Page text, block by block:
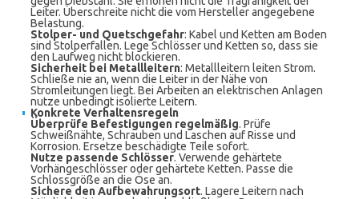
Leiter. Überschreite nicht die vom Hersteller angegebene
Belastung.
Stolper- und Quetschgefahr: Kabel und Ketten am Boden
sind Stolperfallen. Lege Schlösser und Ketten so, dass sie
den Laufweg nicht blockieren.
Sicherheit bei Metallleitern: Metallleitern leiten Strom.
Schließe nie an, wenn die Leiter in der Nähe von
Stromleitungen liegt. Bei Arbeiten an elektrischen Anlagen
nutze unbedingt isolierte Leitern.
Konkrete Verhaltensregeln
Überprüfe Befestigungen regelmäßig. Prüfe
Schweißnähte, Schrauben und Laschen auf Risse und
Korrosion. Ersetze beschädigte Teile sofort.
Nutze passende Schlösser. Verwende gehärtete
Vorhängeschlösser oder gehärtete Ketten. Passe die
Schlossgröße an die Öse an.
Sichere den Aufbewahrungsort. Lagere Leitern nach